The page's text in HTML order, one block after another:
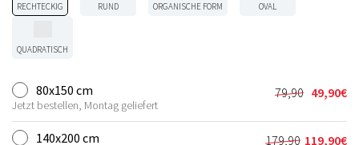
RECHTECKIG RUND ORGANISCHE FORM OVAL
QUADRATISCH
80x150 cm
Jetzt bestellen, Montag geliefert
79,90
Preis
war:
49,90€
Aktueller
Preis
ist:
140x200 cm 179,90 119,90€